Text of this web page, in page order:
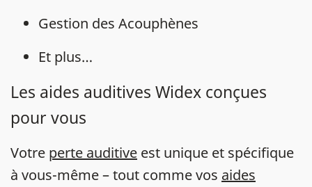
Gestion des Acouphènes
Et plus…
Les aides auditives Widex conçues
pour vous
Votre perte auditive est unique et spécifique
à vous-même – tout comme vos aides